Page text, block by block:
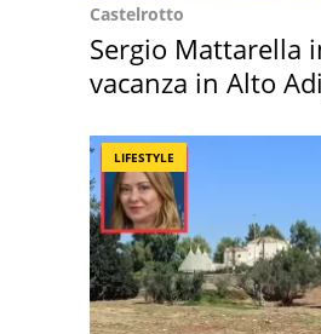
Castelrotto
Sergio Mattarella
vacanza in Alto
LIFESTYLE